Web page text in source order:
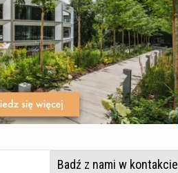
Badź z nami w kontakcie